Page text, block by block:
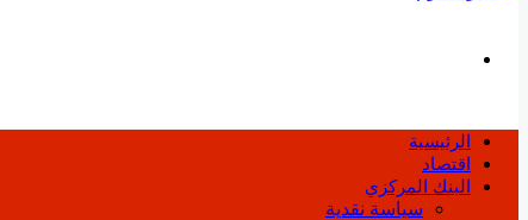
الرئيسية
اقتصاد
البنك المركزي
سياسة نقدية